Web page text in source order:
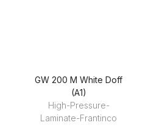
GW 200 M White Doff
(A1)
High-Pressure-
Laminate-Frantinco